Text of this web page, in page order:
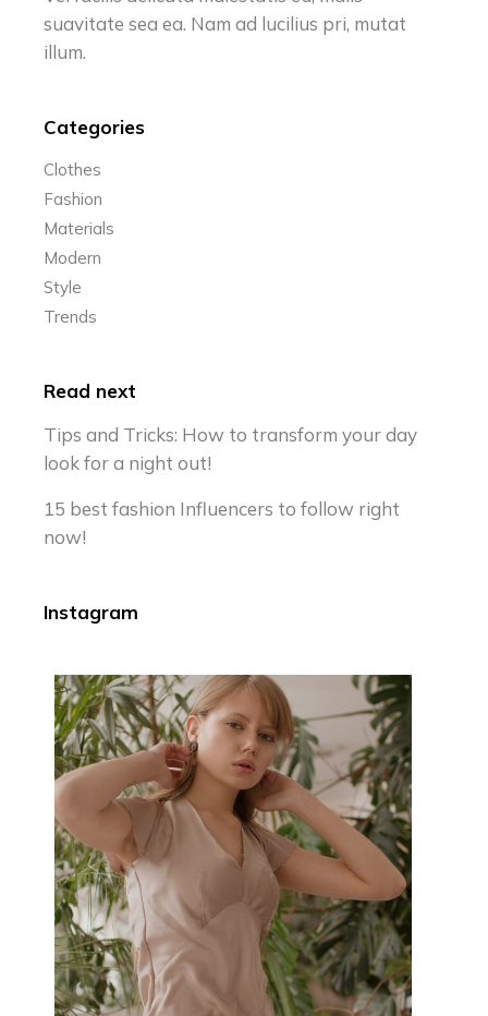
suavitate sea ea. Nam ad lucilius pri, mutat
illum.
Categories
Clothes
Fashion
Materials
Modern
Style
Trends
Read next
Tips and Tricks: How to transform your day
look for a night out!
15 best fashion Influencers to follow right
now!
Instagram